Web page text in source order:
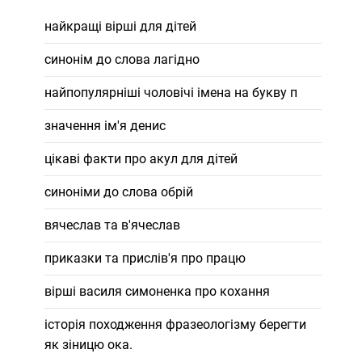
найкращі вірші для дітей
синонім до слова лагідно
найпопулярніші чоловічі імена на букву п
значення ім'я денис
цікаві факти про акул для дітей
синоніми до слова обрій
вячеслав та в'ячеслав
приказки та прислів'я про працю
вірші василя симоненка про кохання
історія походження фразеологізму берегти
як зіницю ока.